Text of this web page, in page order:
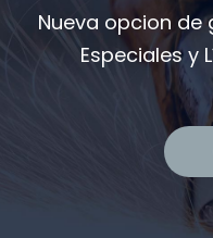
Nueva opcion de
Especiales y